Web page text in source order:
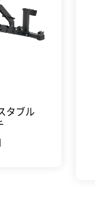
タブル